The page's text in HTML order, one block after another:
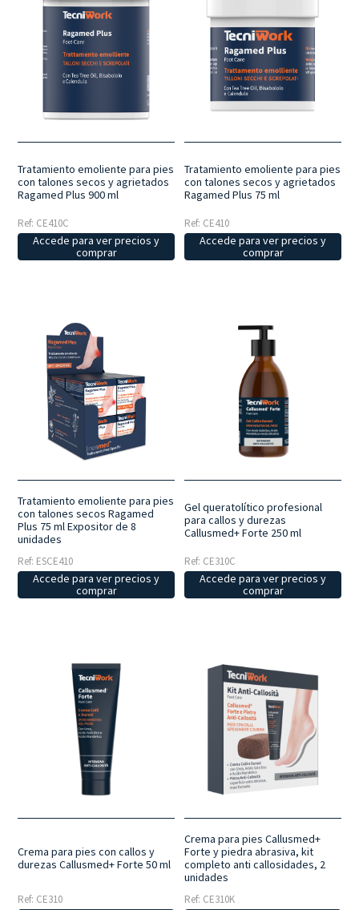
Tratamiento emoliente para pies
con talones secos y agrietados
Ragamed Plus 900 ml
Ref: CE410C
Accede para ver precios y
comprar
Tratamiento emoliente para pies
con talones secos y agrietados
Ragamed Plus 75 ml
Ref: CE410
Accede para ver precios y
comprar
Tratamiento emoliente para pies
con talones secos Ragamed
Plus 75 ml Expositor de 8
unidades
Ref: ESCE410
Accede para ver precios y
comprar
Gel queratolítico profesional
para callos y durezas
Callusmed+ Forte 250 ml
Ref: CE310C
Accede para ver precios y
comprar
Crema para pies con callos y
durezas Callusmed+ Forte 50 ml
Ref: CE310
Crema para pies Callusmed+
Forte y piedra abrasiva, kit
completo anti callosidades, 2
unidades
Ref: CE310K